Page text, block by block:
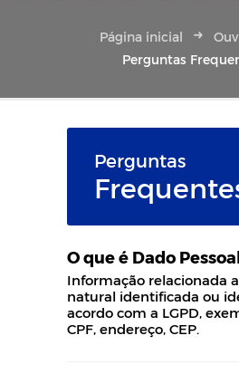
Página inicial
Perguntas
Perguntas
O que é Dado
Informação relacionada
natural identificada ou
acordo com a LGPD,
CPF, endereço, CEP.